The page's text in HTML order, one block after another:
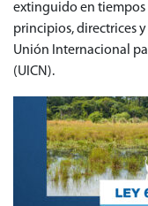
extinguido en
principios, directrices
Unión Internacional
(UICN).